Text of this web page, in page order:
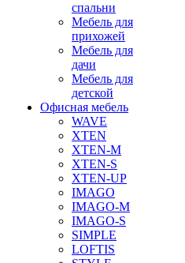
спальни
Мебель для
прихожей
Мебель для
дачи
Мебель для
детской
Офисная мебель
WAVE
XTEN
XTEN-M
XTEN-S
XTEN-UP
IMAGO
IMAGO-M
IMAGO-S
SIMPLE
LOFTIS